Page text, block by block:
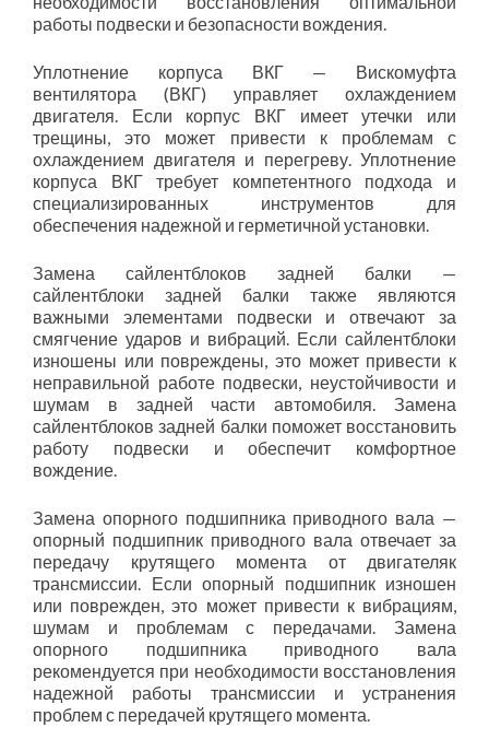
работы подвески и безопасности вождения.
Уплотнение корпуса ВКГ — Вискомуфта
вентилятора (ВКГ) управляет охлаждением
двигателя. Если корпус ВКГ имеет утечки или
трещины, это может привести к проблемам с
охлаждением двигателя и перегреву. Уплотнение
корпуса ВКГ требует компетентного подхода и
специализированных инструментов для
обеспечения надежной и герметичной установки.
Замена сайлентблоков задней балки —
сайлентблоки задней балки также являются
важными элементами подвески и отвечают за
смягчение ударов и вибраций. Если сайлентблоки
изношены или повреждены, это может привести к
неправильной работе подвески, неустойчивости и
шумам в задней части автомобиля. Замена
сайлентблоков задней балки поможет восстановить
работу подвески и обеспечит комфортное
вождение.
Замена опорного подшипника приводного вала —
опорный подшипник приводного вала отвечает за
передачу крутящего момента от двигателяк
трансмиссии. Если опорный подшипник изношен
или поврежден, это может привести к вибрациям,
шумам и проблемам с передачами. Замена
опорного подшипника приводного вала
рекомендуется при необходимости восстановления
надежной работы трансмиссии и устранения
проблем с передачей крутящего момента.